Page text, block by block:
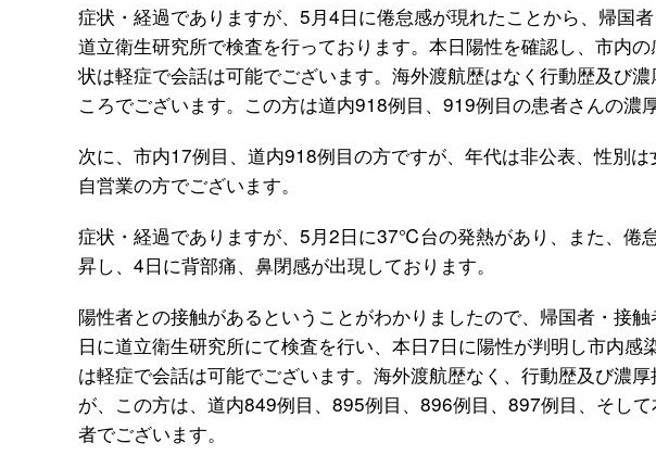
症状・経過でありますが、5月4日に倦怠感が現れたことから、帰国
道立衛生研究所で検査を行っております。本日陽性を確認し、市内
状は軽症で会話は可能でございます。海外渡航歴はなく行動歴及び
ころでございます。この方は道内918例目、919例目の患者さんの濃
次に、市内17例目、道内918例目の方ですが、年代は非公表、性別
自営業の方でございます。
症状・経過でありますが、5月2日に37℃台の発熱があり、また、
昇し、4日に背部痛、鼻閉感が出現しております。
陽性者との接触があるということがわかりましたので、帰国者・接
日に道立衛生研究所にて検査を行い、本日7日に陽性が判明し市内
は軽症で会話は可能でございます。海外渡航歴なく、行動歴及び濃
が、この方は、道内849例目、895例目、896例目、897例目、そし
者でございます。